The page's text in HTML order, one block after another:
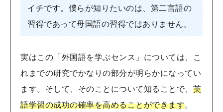
イチです。僕らが知りたいのは、第二言語の
習得であって母国語の習得ではありません。
実はこの「外国語を学ぶセンス」については、こ
れまでの研究でかなりの部分が明らかになってい
ます。そして、そのことについて知ることで、 英
語学習の成功の確率を高めることができます。